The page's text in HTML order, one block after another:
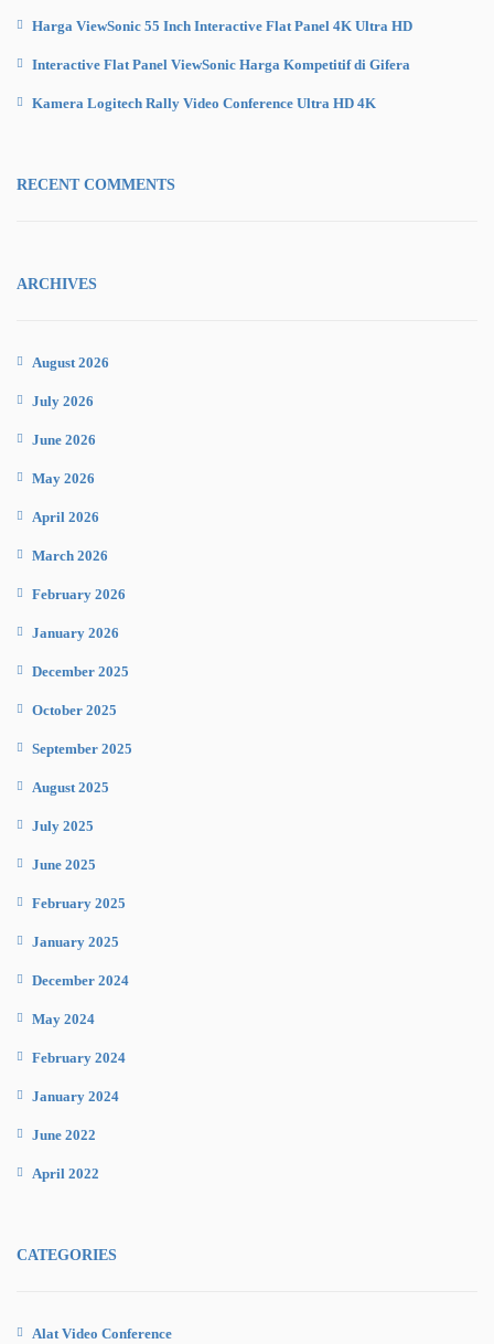
Harga ViewSonic 55 Inch Interactive Flat Panel 4K Ultra HD
Interactive Flat Panel ViewSonic Harga Kompetitif di Gifera
Kamera Logitech Rally Video Conference Ultra HD 4K
RECENT COMMENTS
ARCHIVES
August 2026
July 2026
June 2026
May 2026
April 2026
March 2026
February 2026
January 2026
December 2025
October 2025
September 2025
August 2025
July 2025
June 2025
February 2025
January 2025
December 2024
May 2024
February 2024
January 2024
June 2022
April 2022
CATEGORIES
Alat Video Conference